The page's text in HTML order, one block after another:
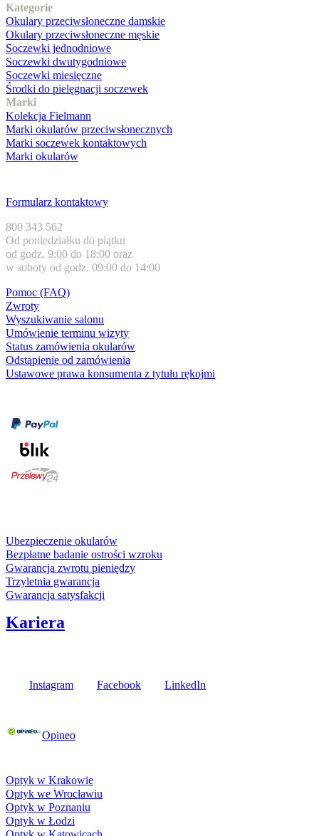
Kategorie
Okulary przeciwsłoneczne damskie
Okulary przeciwsłoneczne męskie
Soczewki jednodniowe
Soczewki dwutygodniowe
Soczewki miesięczne
Środki do pielęgnacji soczewek
Marki
Kolekcja Fielmann
Marki okularów przeciwsłonecznych
Marki soczewek kontaktowych
Marki okularów
Formularz kontaktowy
800 343 562
Od poniedziałku do piątku
od godz. 9:00 do 18:00 oraz
w soboty od godz. 09:00 do 14:00
Pomoc (FAQ)
Zwroty
Wyszukiwanie salonu
Umówienie terminu wizyty
Status zamówienia okularów
Odstąpienie od zamówienia
Ustawowe prawa konsumenta z tytułu rękojmi
Ubezpieczenie okularów
Bezpłatne badanie ostrości wzroku
Gwarancja zwrotu pieniędzy
Trzyletnia gwarancja
Gwarancja satysfakcji
Kariera
Instagram Facebook LinkedIn
Opineo
Optyk w Krakowie
Optyk we Wrocławiu
Optyk w Poznaniu
Optyk w Łodzi